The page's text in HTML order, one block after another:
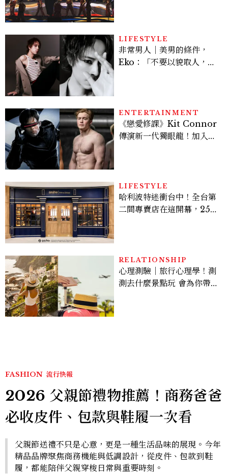
LIFESTYLE
非常男人｜美男的條件，
Eko：「不要以貌取人，內
ENTERTAINMENT
《戀愛修課》Kit Connor
傳演新一代獨眼龍！加入新
LIFESTYLE
哈利波特迷衝台中！全台第
二間專賣店在這開幕，25週
RELATIONSHIP
心理測驗｜旅行心理學！測
測去什麼景點玩 會為你帶來
FASHION 流行快報
2026 父親節禮物推薦！商務爸爸
必收皮件、包款與鞋履一次看
父親節送禮不只是心意，更是一種生活品味的展現。今年
精品品牌聚焦商務機能與低調設計，從皮件、包款到鞋
履，都能陪伴父親穿梭日常與重要時刻。